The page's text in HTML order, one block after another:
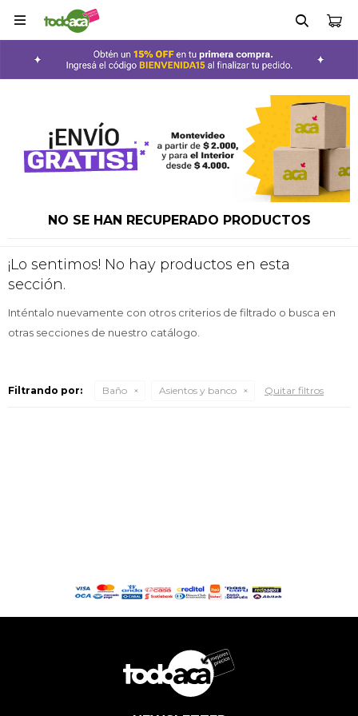

NO SE HAN RECUPERADO PRODUCTOS
¡Lo sentimos! No hay productos en esta
sección.
Inténtalo nuevamente con otros criterios de filtrado o busca en
otras secciones de nuestro catálogo.
Filtrando por: Baño Asientos y banco Quitar filtros